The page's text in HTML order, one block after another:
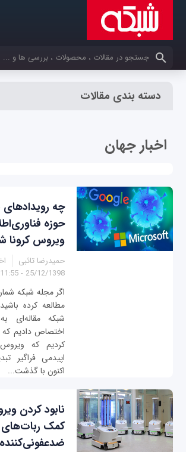
کلمات کلیدی خود را وارد کنید
دسته بندی مقالات
اخبار جهان
چه رویدادهای
حوزه
ویروس کرونا
حمیدرضا تائبی
25/12/1398 - 11:55
مطالعه کرده
شبکه مقاله‌ای
اختصاص دادیم
کردیم که
اپیدمی فراگیر
اکنون با گذشت...
نابود کردن
کمک ربات‌‌های
ضدعفونی‌کننده